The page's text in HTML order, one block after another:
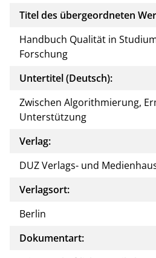
Titel des übergeordneten
Handbuch Qualität in
Forschung
Untertitel (Deutsch):
Zwischen Algorithmierung,
Unterstützung
Verlag:
DUZ Verlags- und
Verlagsort:
Berlin
Dokumentart: